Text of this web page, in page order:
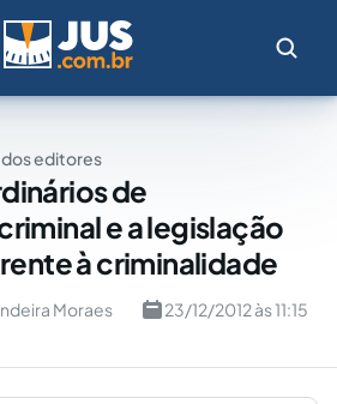
editores
de
e a legislação
à criminalidade
Moraes 23/12/2012 às 11:15